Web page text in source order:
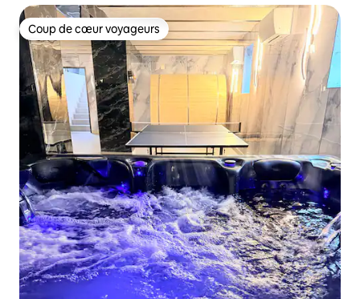
Coup de cœur voyageurs
Coup de cœur voyageurs